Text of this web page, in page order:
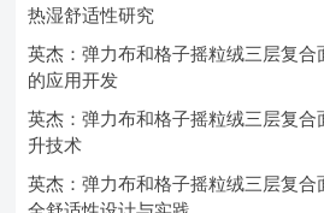
热湿舒适性研究
英杰：弹力布和格子摇粒绒三层复合
的应用开发
英杰：弹力布和格子摇粒绒三层复合
升技术
英杰：弹力布和格子摇粒绒三层复合